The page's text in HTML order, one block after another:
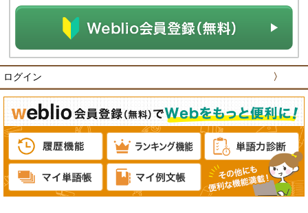
ログイン 〉